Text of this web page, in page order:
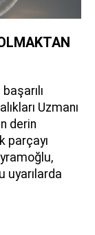
Uzmanı
derin
parçayı
uyarılarda